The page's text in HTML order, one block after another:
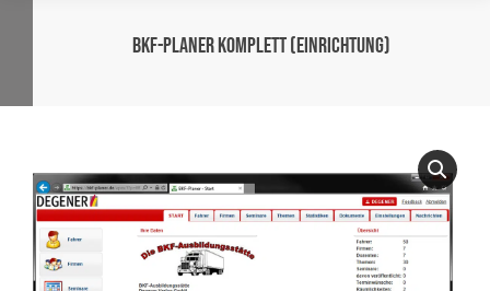
BKF-Planer komplett (Einrichtung)